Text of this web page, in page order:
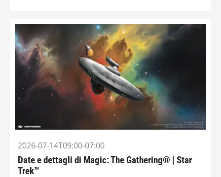
2026-07-14T09:00-07:00
Date e dettagli di Magic: The Gathering® | Star
Trek™